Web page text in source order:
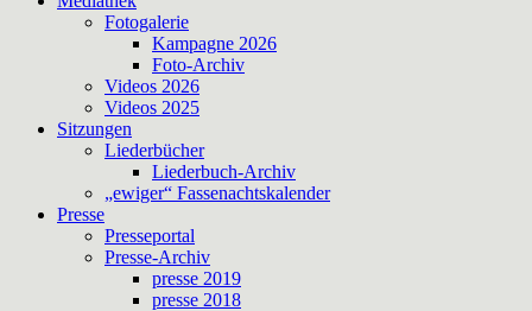
Fotogalerie
Kampagne 2026
Foto-Archiv
Videos 2026
Videos 2025
Sitzungen
Liederbücher
Liederbuch-Archiv
„ewiger“ Fassenachtskalender
Presse
Presseportal
Presse-Archiv
presse 2019
presse 2018